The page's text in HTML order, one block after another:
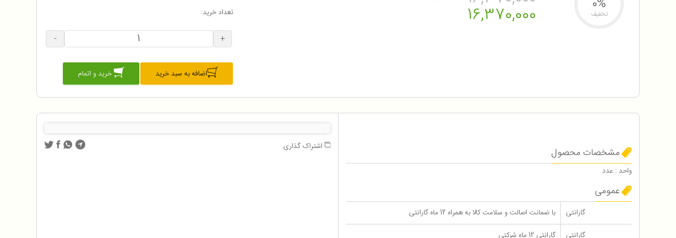
16,370,000 0%
تخفیف تعداد خرید:
+
-
اضافه به سبد خرید خرید و اتمام
مشخصات محصول
واحد : عدد
عمومی
گارانتی
با ضمانت اصالت و سلامت کالا به همراه 12 ماه گارانتی
اشتراک گذاری